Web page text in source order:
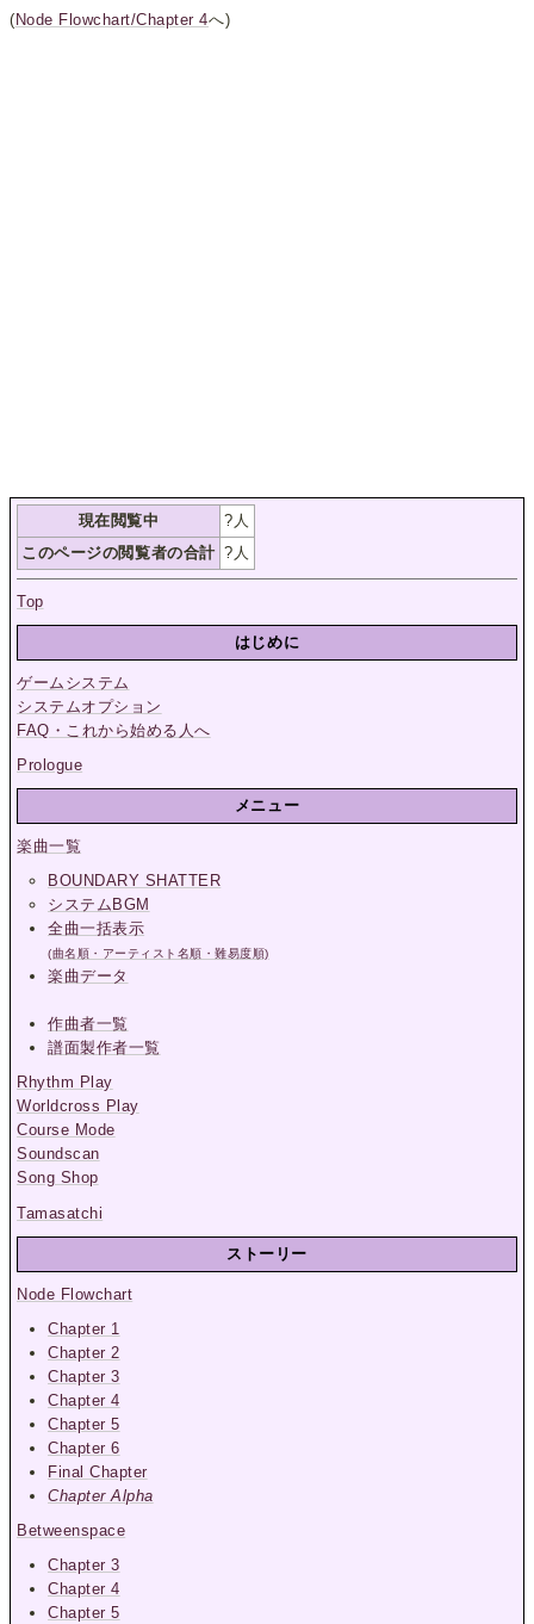
( Node Flowchart/Chapter 4へ)
現在閲覧中 ? 人
このページの閲覧者の合計 ? 人
Top
はじめに
ゲームシステム
システムオプション
FAQ・これから始める人へ
Prologue
メニュー
楽曲一覧
BOUNDARY SHATTER
システムBGM
全曲一括表示
(曲名順・アーティスト名順・難易度順)
楽曲データ
作曲者一覧
譜面製作者一覧
Rhythm Play
Worldcross Play
Course Mode
Soundscan
Song Shop
Tamasatchi
ストーリー
Node Flowchart
Chapter 1
Chapter 2
Chapter 3
Chapter 4
Chapter 5
Chapter 6
Final Chapter
Chapter Alpha
Betweenspace
Chapter 3
Chapter 4
Chapter 5